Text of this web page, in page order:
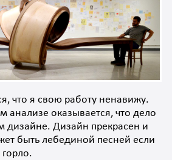
что я свою работу ненавижу.
анализе оказывается, что дело
дизайне. Дизайн прекрасен и
быть лебединой песней если
горло.